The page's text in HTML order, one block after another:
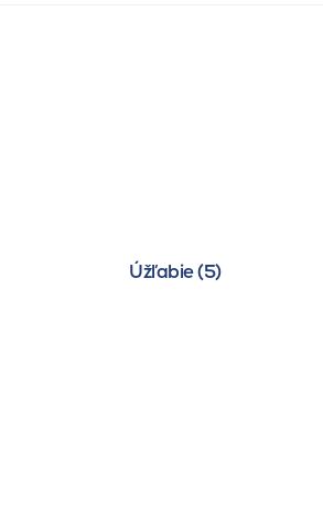
Úžľabie (5)